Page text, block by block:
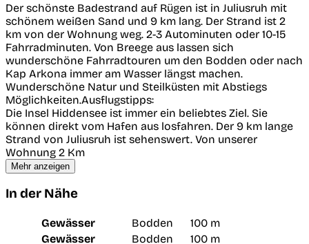
Der schönste Badestrand auf Rügen ist in Juliusruh mit
schönem weißen Sand und 9 km lang. Der Strand ist 2
km von der Wohnung weg. 2-3 Autominuten oder 10-15
Fahrradminuten. Von Breege aus lassen sich
wunderschöne Fahrradtouren um den Bodden oder nach
Kap Arkona immer am Wasser längst machen.
Wunderschöne Natur und Steilküsten mit Abstiegs
Möglichkeiten.Ausflugstipps:
Die Insel Hiddensee ist immer ein beliebtes Ziel. Sie
können direkt vom Hafen aus losfahren. Der 9 km lange
Strand von Juliusruh ist sehenswert. Von unserer
Wohnung 2 Km
Mehr anzeigen
In der Nähe
Gewässer Bodden
100 m
Gewässer
Bodden 100 m